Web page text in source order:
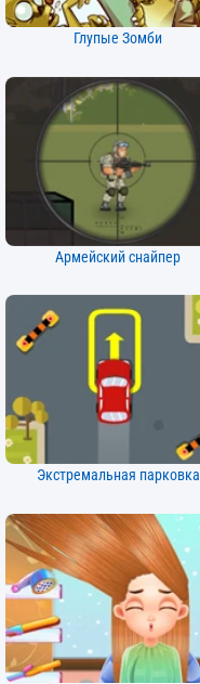
Глупые Зомби
Армейский снайпер
Экстремальная парковка